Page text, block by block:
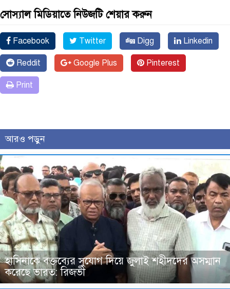
সোস্যাল মিডিয়াতে নিউজটি শেয়ার করুন
Facebook Twitter Digg Linkedin
Reddit Google Plus Pinterest
Print
আরও পড়ুন
হাসিনাকে বক্তব্যের সুযোগ দিয়ে জুলাই শহীদদের অসম্মান
করেছে ভারত: রিজভী